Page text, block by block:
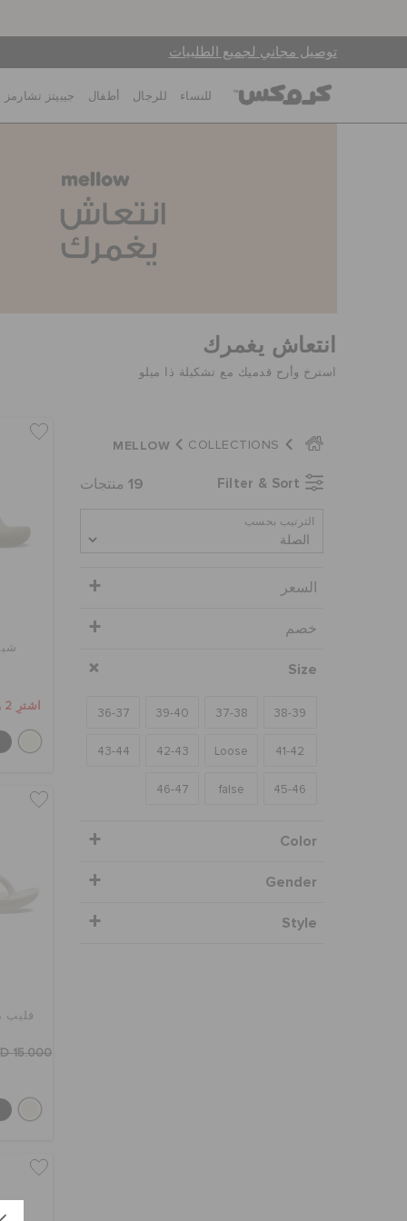
توصيل مجاني لجميع الطلبيات
للنساء للرجال أطفال جيبيتز تشارمز
انتعاش يغمرك
استرخ وأرح قدميك مع تشكيلة ذا ميلو
COLLECTIONS
MELLOW
Filter & Sort
19 منتجات
الترتيب بحسب
السعر
خصم
Size
38-39
37-38
39-40
36-37
41-42
Loose
42-43
43-44
45-46
false
46-47
Color
Gender
Style
اشترِ 2 واحصل على 25% خصم
فليب
15.000